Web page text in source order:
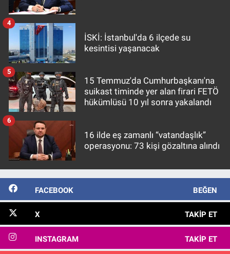
İSKİ: İstanbul'da 6 ilçede su
kesintisi yaşanacak
4
15 Temmuz'da Cumhurbaşkanı'na
suikast timinde yer alan firari FETÖ
hükümlüsü 10 yıl sonra yakalandı
5
16 ilde eş zamanlı “vatandaşlık”
operasyonu: 73 kişi gözaltına alındı
6
FACEBOOK BEĞEN
X TAKIP ET
INSTAGRAM TAKIP ET